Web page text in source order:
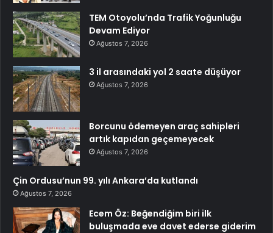
TEM Otoyolu’nda Trafik Yoğunluğu
Devam Ediyor
Ağustos 7, 2026
3 il arasındaki yol 2 saate düşüyor
Ağustos 7, 2026
Borcunu ödemeyen araç sahipleri
artık kapıdan geçemeyecek
Ağustos 7, 2026
Çin Ordusu’nun 99. yılı Ankara’da kutlandı
Ağustos 7, 2026
Ecem Öz: Beğendiğim biri ilk
buluşmada eve davet ederse giderim